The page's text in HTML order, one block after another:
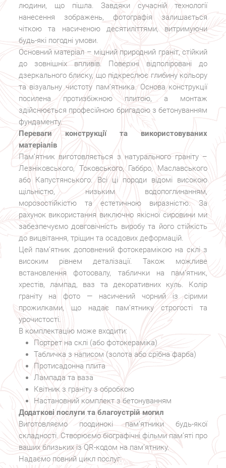
людини, що пішла. Завдяки сучасній технології
нанесення зображень, фотографія залишається
чіткою та насиченою десятиліттями, витримуючи
будь-які погодні умови.
Основний матеріал – міцний природний граніт, стійкий
до зовнішніх впливів. Поверхні відполіровані до
дзеркального блиску, що підкреслює глибину кольору
та візуальну чистоту пам’ятника. Основа конструкції
посилена протизбіжною плитою, а монтаж
здійснюється професійною бригадою з бетонуванням
фундаменту.
Переваги конструкції та використовуваних
матеріалів
Пам’ятник виготовляється з натурального граніту –
Лезніковського, Токовського, Габбро, Маславського
або Капустянського. Всі ці породи відомі високою
щільністю, низьким водопоглинанням,
морозостійкістю та естетичною виразністю. За
рахунок використання виключно якісної сировини ми
забезпечуємо довговічність виробу та його стійкість
до вицвітання, тріщин та осадових деформацій.
Цей пам’ятник доповнений фотокерамікою на склі з
високим рівнем деталізації. Також можливе
встановлення фотоовалу, таблички на пам’ятник,
хрестів, лампад, ваз та декоративних куль. Колір
граніту на фото — насичений чорний із сірими
прожилками, що надає пам’ятнику строгості та
урочистості.
В комплектацію може входити:
Портрет на склі (або фотокераміка)
Табличка з написом (золота або срібна фарба)
Протисадонна плита
Лампада та ваза
Квітник з граніту з обробкою
Настановний комплект з бетонуванням
Додаткові послуги та благоустрій могил
Виготовляємо поодинокі пам’ятники будь-якої
складності. Створюємо біографічні фільми пам’яті про
ваших близьких із QR-кодом на пам’ятнику.
Надаємо повний цикл послуг: